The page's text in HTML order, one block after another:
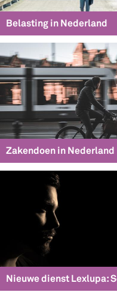
Belasting in Nederland
Zakendoen in Nederland
Nieuwe dienst Lexlupa: